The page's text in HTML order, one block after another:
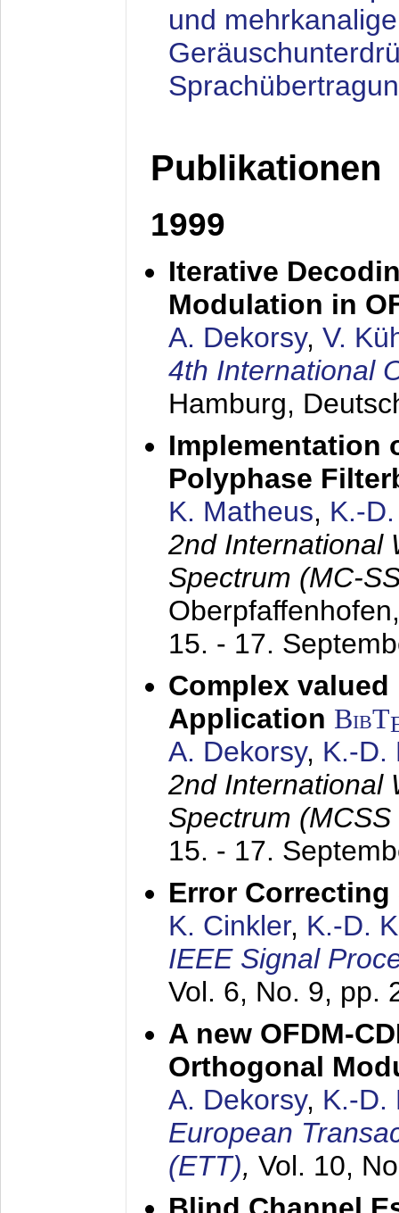
und
Publikationen
1999
Iterative
Modulation in
A. Dekorsy, V.
4th International
Hamburg,
Implementation
Polyphase
K. Matheus, K.-
2nd International
Spectrum (MC-
15. - 17.
Complex valued
Application BibT
A. Dekorsy, K.-D.
2nd International
Spectrum
15. - 17.
Error
K. Cinkler, K.-D.
IEEE Signal
Vol. 6, No. 9, pp.
A new OFDM-
Orthogonal
A. Dekorsy, K.-D.
European
(ETT), Vol. 10,